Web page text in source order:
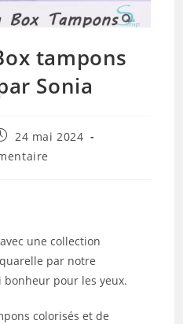
tampons
Sonia
publiée :
24 mai 2024
:
une collection
par notre
pour les yeux.
colorisés et de